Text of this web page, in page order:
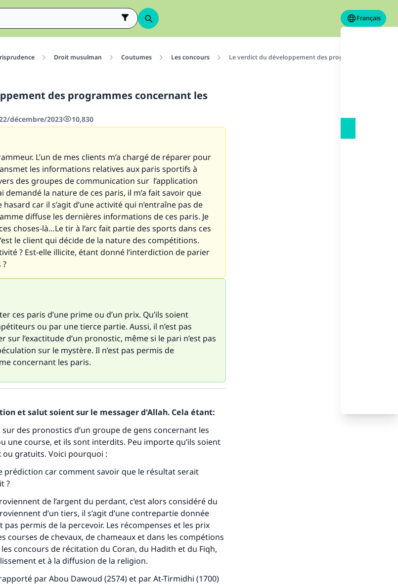
Français
Droit musulman Coutumes Les concours Le verdict du développement des programmes
des programmes concernant les
décembre/2023 10,830
L’un de mes clients m’a chargé de réparer pour
les informations relatives aux paris sportifs à
des groupes de communication sur l’application
ai demandé la nature de ces paris, il m’a fait savoir que
hasard car il s’agit d’une activité qui n’entraîne pas de
diffuse les dernières informations de ces paris. Je
choses-là…Le tir à l’arc fait partie des sports dans ces
le client qui décide de la nature des compétitions.
? Est-elle illicite, étant donné l’interdiction de parier
?
ces paris d’une prime ou d’un prix. Qu’ils soient
ou par une tierce partie. Aussi, il n’est pas
sur l’exactitude d’un pronostic, même si le pari n’est pas
sur le mystère. Il n’est pas permis de
concernant les paris.
et salut soient sur le messager d'Allah. Cela étant:
des pronostics d’un groupe de gens concernant les
une course, et ils sont interdits. Peu importe qu’ils soient
ou gratuits. Voici pourquoi :
prédiction car comment savoir que le résultat serait
?
de l’argent du perdant, c’est alors considéré du
d’un tiers, il s’agit d’une contrepartie donnée
pas permis de la percevoir. Les récompenses et les prix
courses de chevaux, de chameaux et dans les compétions
les concours de récitation du Coran, du Hadith et du Fiqh,
et à la diffusion de la religion.
par Abou Dawoud (2574) et par At-Tirmidhi (1700)